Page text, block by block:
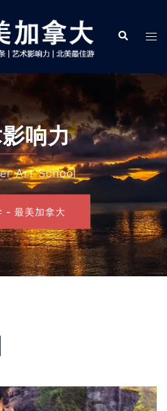
Search
响力
Art School
- 最美加拿大